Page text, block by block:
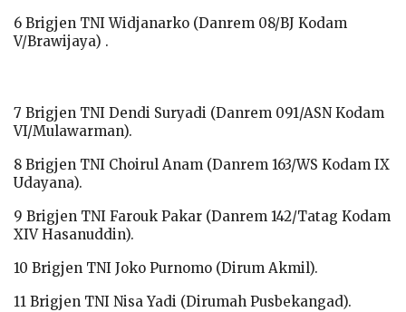
6 Brigjen TNI Widjanarko (Danrem 08/BJ Kodam
V/Brawijaya) .
7 Brigjen TNI Dendi Suryadi (Danrem 091/ASN Kodam
VI/Mulawarman).
8 Brigjen TNI Choirul Anam (Danrem 163/WS Kodam IX
Udayana).
9 Brigjen TNI Farouk Pakar (Danrem 142/Tatag Kodam
XIV Hasanuddin).
10 Brigjen TNI Joko Purnomo (Dirum Akmil).
11 Brigjen TNI Nisa Yadi (Dirumah Pusbekangad).